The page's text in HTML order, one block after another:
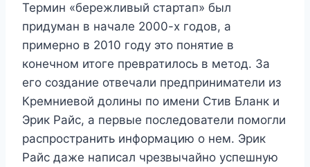
Термин «бережливый стартап» был
придуман в начале 2000-х годов, а
примерно в 2010 году это понятие в
конечном итоге превратилось в метод. За
его создание отвечали предприниматели из
Кремниевой долины по имени Стив Бланк и
Эрик Райс, а первые последователи помогли
распространить информацию о нем. Эрик
Райс даже написал чрезвычайно успешную